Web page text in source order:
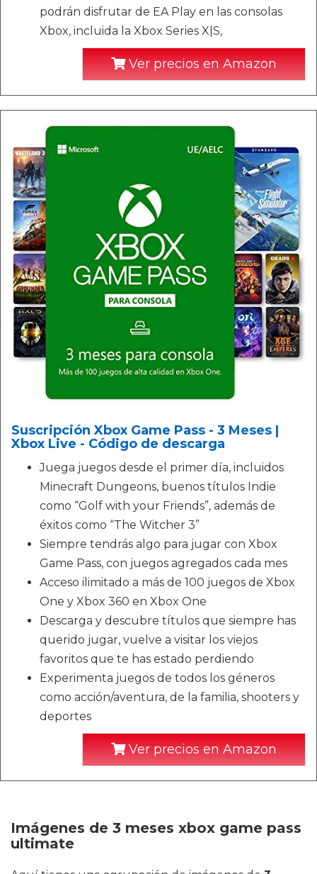
podrán disfrutar de EA Play en las consolas
Xbox, incluida la Xbox Series X|S,
Ver precios en Amazon
Suscripción Xbox Game Pass - 3 Meses |
Xbox Live - Código de descarga
Juega juegos desde el primer día, incluidos
Minecraft Dungeons, buenos títulos Indie
como “Golf with your Friends”, además de
éxitos como “The Witcher 3”
Siempre tendrás algo para jugar con Xbox
Game Pass, con juegos agregados cada mes
Acceso ilimitado a más de 100 juegos de Xbox
One y Xbox 360 en Xbox One
Descarga y descubre títulos que siempre has
querido jugar, vuelve a visitar los viejos
favoritos que te has estado perdiendo
Experimenta juegos de todos los géneros
como acción/aventura, de la familia, shooters y
deportes
Ver precios en Amazon
Imágenes de 3 meses xbox game pass
ultimate